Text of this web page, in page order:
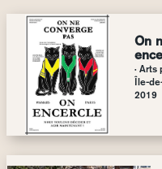
On
· Arts
Île-
2019